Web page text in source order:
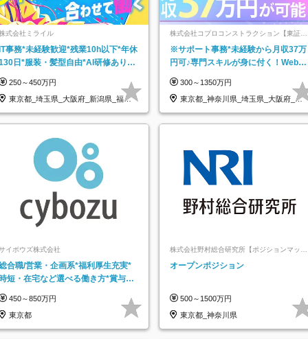
式会社ミライル
事務*未経験歓迎*残業10h以下*年休
日*服装・髪型自由*AI研修あり*
250～450万円
東京都_埼玉県_大阪府_新潟県_福岡
株式会社コプロコンストラクション【東証プ
ライム上場コプロ・ホールディングス子会
社】
※サポート事務*未経験から月収37万
円可♪専門スキルが身に付く！Web面
300～1350万円
東京都_神奈川県_埼玉県_大阪府_愛
知県…
イボウズ株式会社
合職/営業・企画系*福利厚生充実*
短・在宅など選べる働き方*賞与年
450～850万円
東京都
株式会社野村総合研究所【ポジションマッチ
オープンポジション
500～1500万円
東京都_神奈川県